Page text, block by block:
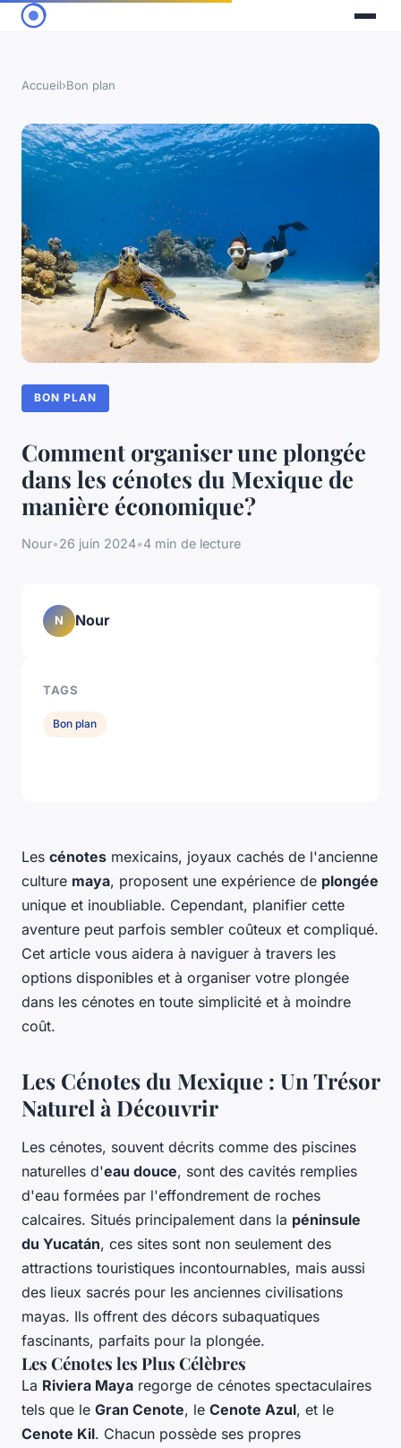
Accueil›Bon plan
BON PLAN
Comment organiser une plongée
dans les cénotes du Mexique de
manière économique?
Nour•26 juin 2024•4 min de lecture
Les cénotes mexicains, joyaux cachés de l'ancienne
culture maya, proposent une expérience de plongée
unique et inoubliable. Cependant, planifier cette
aventure peut parfois sembler coûteux et compliqué.
Cet article vous aidera à naviguer à travers les
options disponibles et à organiser votre plongée
dans les cénotes en toute simplicité et à moindre
coût.
Les Cénotes du Mexique : Un Trésor
Naturel à Découvrir
Les cénotes, souvent décrits comme des piscines
naturelles d'eau douce, sont des cavités remplies
d'eau formées par l'effondrement de roches
calcaires. Situés principalement dans la péninsule
du Yucatán, ces sites sont non seulement des
attractions touristiques incontournables, mais aussi
des lieux sacrés pour les anciennes civilisations
mayas. Ils offrent des décors subaquatiques
fascinants, parfaits pour la plongée.
Les Cénotes les Plus Célèbres
La Riviera Maya regorge de cénotes spectaculaires
tels que le Gran Cenote, le Cenote Azul, et le
Cenote Kil. Chacun possède ses propres
N Nour
TAGS
Bon plan